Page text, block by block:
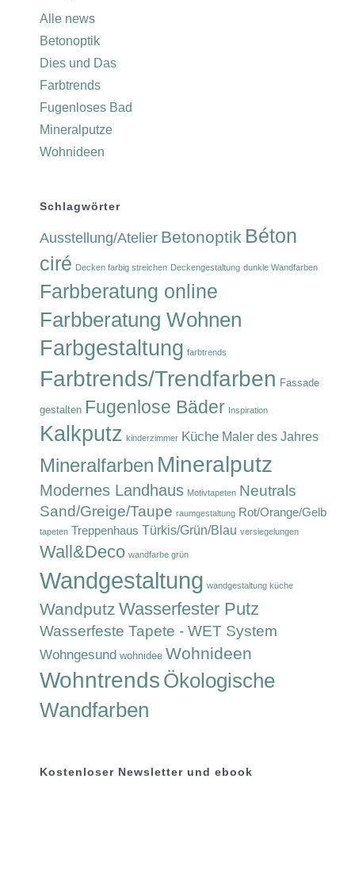
Alle news
Betonoptik
Dies und Das
Farbtrends
Fugenloses Bad
Mineralputze
Wohnideen
Schlagwörter
Ausstellung/Atelier Betonoptik Béton
ciré Decken farbig streichen Deckengestaltung dunkle Wandfarben
Farbberatung online
Farbberatung Wohnen
Farbgestaltung farbtrends
Farbtrends/Trendfarben Fassade
gestalten Fugenlose Bäder Inspiration
Kalkputz kinderzimmer Küche Maler des Jahres
Mineralfarben Mineralputz
Modernes Landhaus Motivtapeten Neutrals
Sand/Greige/Taupe raumgestaltung Rot/Orange/Gelb
tapeten Treppenhaus Türkis/Grün/Blau versiegelungen
Wall&Deco wandfarbe grün
Wandgestaltung wandgestaltung küche
Wandputz Wasserfester Putz
Wasserfeste Tapete - WET System
Wohngesund wohnidee Wohnideen
Wohntrends Ökologische
Wandfarben
Kostenloser Newsletter und ebook